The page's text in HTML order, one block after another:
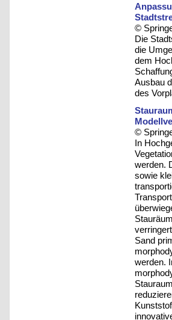
©
Die
die
dem
Ausbau
des
©
In
werden.
sowie
Sand
werden.